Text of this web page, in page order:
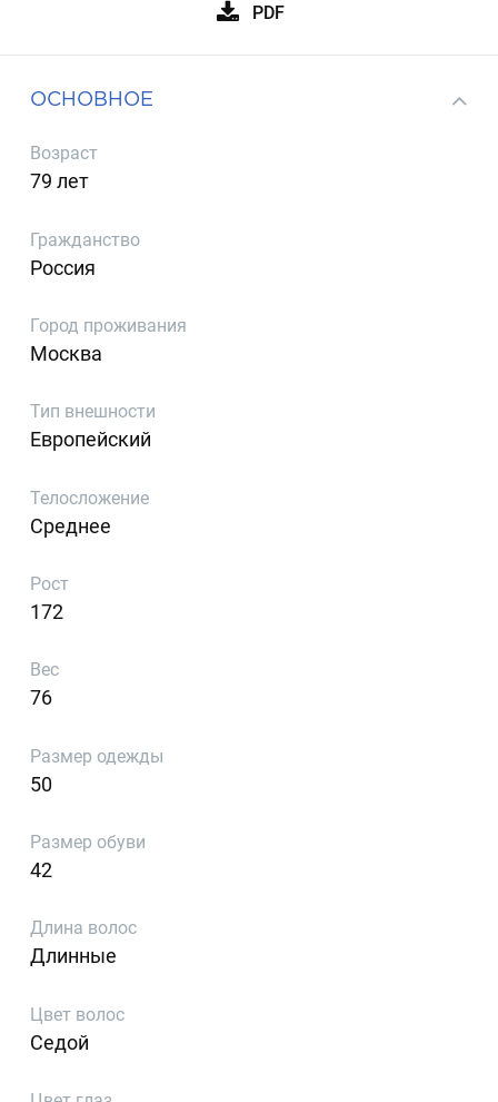
PDF
ОСНОВНОЕ
Возраст
79 лет
Гражданство
Россия
Город проживания
Москва
Тип внешности
Европейский
Телосложение
Среднее
Рост
172
Вес
76
Размер одежды
50
Размер обуви
42
Длина волос
Длинные
Цвет волос
Седой